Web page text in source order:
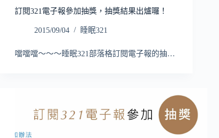
訂閱321電子報參加抽獎，抽獎結果出爐囉！
2015/09/04 睡眠321
噹噹噹～～～睡眠321部落格訂閱電子報的抽…